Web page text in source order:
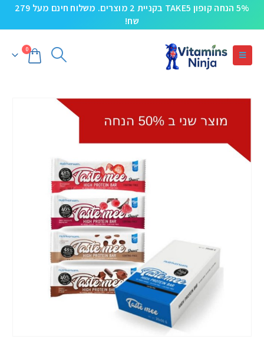
5% הנחה קופון TAKE5 בקניית 2 מוצרים. משלוח חינם מעל 279
שח!
0